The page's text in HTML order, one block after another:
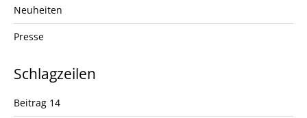
Neuheiten
Presse
Schlagzeilen
Beitrag 14